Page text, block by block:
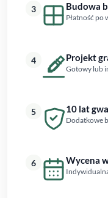
3 Budowa
Płatność po
4 Projekt
Gotowy lub
5 10 lat
Dodatkowe
6 Wycena